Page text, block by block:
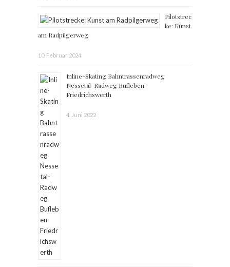
Pilotstrec
ke: Kunst
am Radpilgerweg
10. Februar 2024
Inline-Skating Bahntrassenradweg
Nessetal-Radweg Bufleben-
Friedrichswerth
4. Juni 2022